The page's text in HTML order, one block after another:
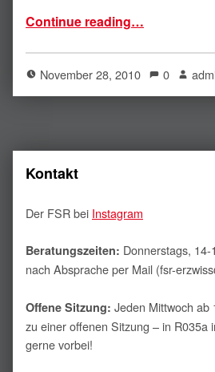
Continue reading…
November 28, 2010 0
Kontakt
Der FSR bei Instagram
Beratungszeiten: Donnerstags,
nach Absprache per Mail (fsr-
Offene Sitzung: Jeden Mittwoch ab
zu einer offenen Sitzung – in R035a
gerne vorbei!